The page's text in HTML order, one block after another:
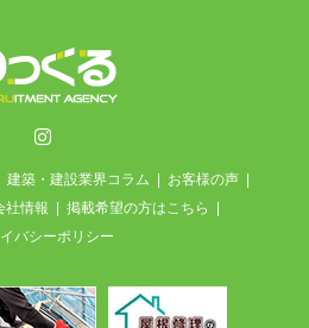
建築・建設業界コラム
お客様の声
社情報
掲載希望の方はこちら
バシーポリシー